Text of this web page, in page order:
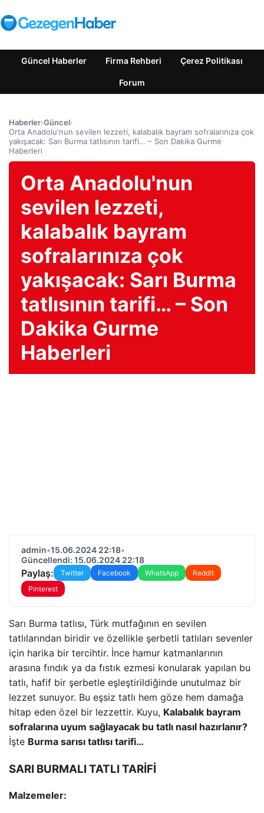
Güncel Haberler Firma Rehberi Çerez Politikası
Forum
Haberler›Güncel›
Orta Anadolu'nun sevilen lezzeti, kalabalık bayram sofralarınıza çok
yakışacak: Sarı Burma tatlısının tarifi… – Son Dakika Gurme
Haberleri
Orta Anadolu'nun
sevilen lezzeti,
kalabalık bayram
sofralarınıza çok
yakışacak: Sarı Burma
tatlısının tarifi… – Son
Dakika Gurme
Haberleri
admin•15.06.2024 22:18•
Güncellendi: 15.06.2024 22:18
Paylaş: Twitter Facebook WhatsApp
Reddit
Pinterest
Sarı Burma tatlısı, Türk mutfağının en sevilen
tatlılarından biridir ve özellikle şerbetli tatlıları sevenler
için harika bir tercihtir. İnce hamur katmanlarının
arasına fındık ya da fıstık ezmesi konularak yapılan bu
tatlı, hafif bir şerbetle eşleştirildiğinde unutulmaz bir
lezzet sunuyor. Bu eşsiz tatlı hem göze hem damağa
hitap eden özel bir lezzettir. Kuyu, Kalabalık bayram
sofralarına uyum sağlayacak bu tatlı nasıl hazırlanır?
İşte Burma sarısı tatlısı tarifi…
SARI BURMALI TATLI TARİFİ
Malzemeler: